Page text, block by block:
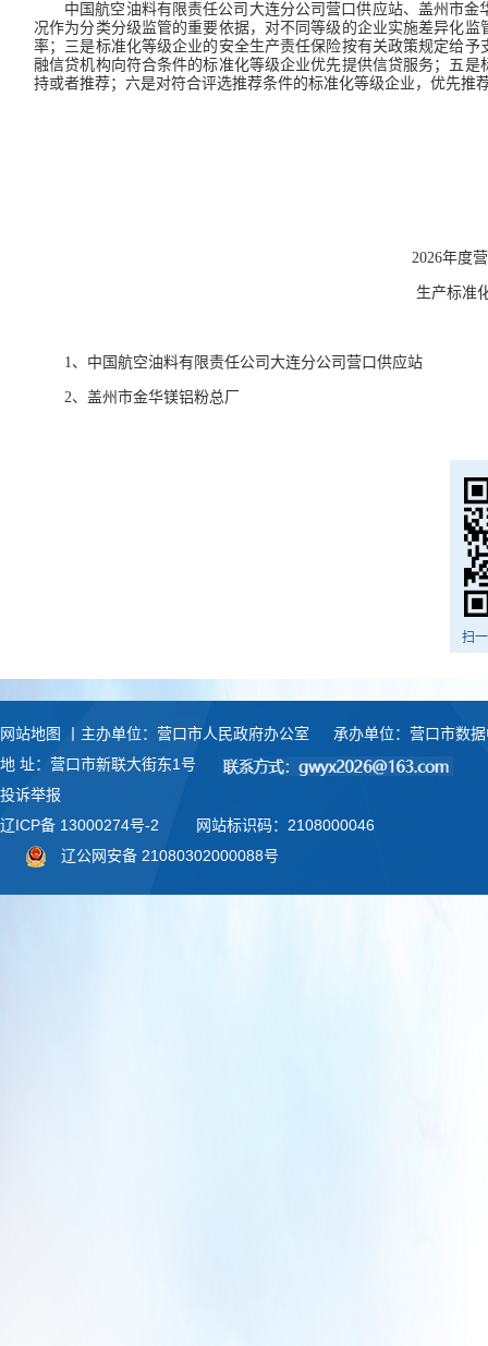
中国航空油料有限责任公司大连分公司营口供应站、盖州市
况作为分类分级监管的重要依据，对不同等级的企业实施差异化
率；三是标准化等级企业的安全生产责任保险按有关政策规定给
融信贷机构向符合条件的标准化等级企业优先提供信贷服务；五
持或者推荐；六是对符合评选推荐条件的标准化等级企业，优先
2026年度
生产标准
1、中国航空油料有限责任公司大连分公司营口供应站
2、盖州市金华镁铝粉总厂
扫
网站地图 丨主办单位：营口市人民政府办公室
承办单位：营口市数
地 址：营口市新联大街东1号
投诉举报
辽ICP备 13000274号-2
网站标识码：2108000046
辽公网安备 21080302000088号